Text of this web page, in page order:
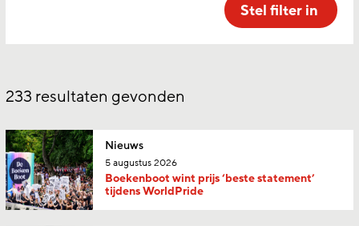
Stel filter in
233 resultaten gevonden
Nieuws
5 augustus 2026
Boekenboot wint prijs ‘beste statement’
tijdens WorldPride